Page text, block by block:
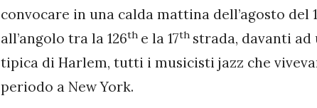
convocare in una calda mattina dell’agosto del
all’angolo tra la 126th e la 17th strada, davanti
tipica di Harlem, tutti i musicisti jazz che
periodo a New York.